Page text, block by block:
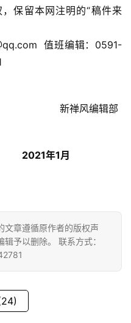
注册
保留本网注明的“稿件来
值班编辑：0591-
辑部
1月
文章遵循原作者的版权声
予以删除。 联系方式：